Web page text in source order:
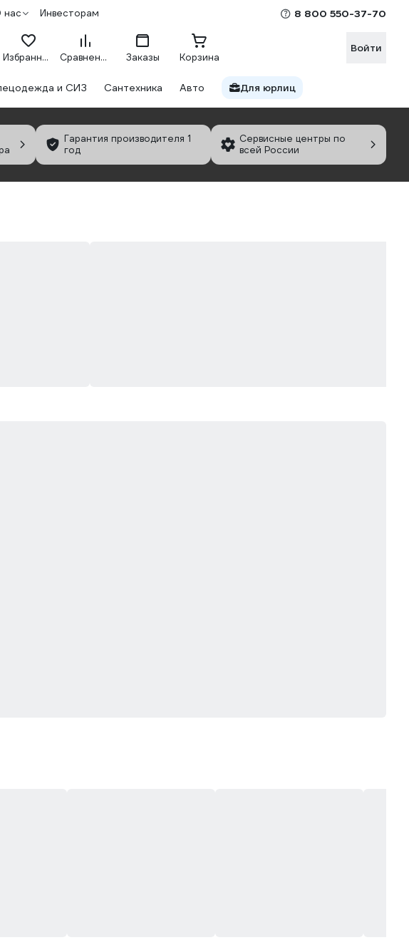
нас Инвесторам 8 800 550-37-70
Избранное Сравнение Заказы Корзина
Войти
и СИЗ Сантехника Авто Для юрлиц
Гарантия производителя 1
год
Сервисные центры по
всей России